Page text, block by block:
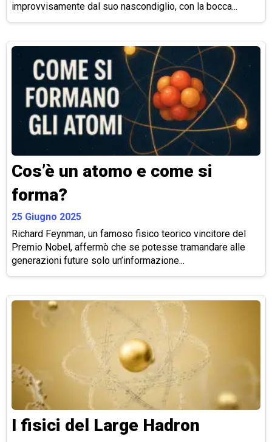
improvvisamente dal suo nascondiglio, con la bocca...
Cos’è un atomo e come si
forma?
25 Giugno 2025
Richard Feynman, un famoso fisico teorico vincitore del
Premio Nobel, affermò che se potesse tramandare alle
generazioni future solo un’informazione...
I fisici del Large Hadron